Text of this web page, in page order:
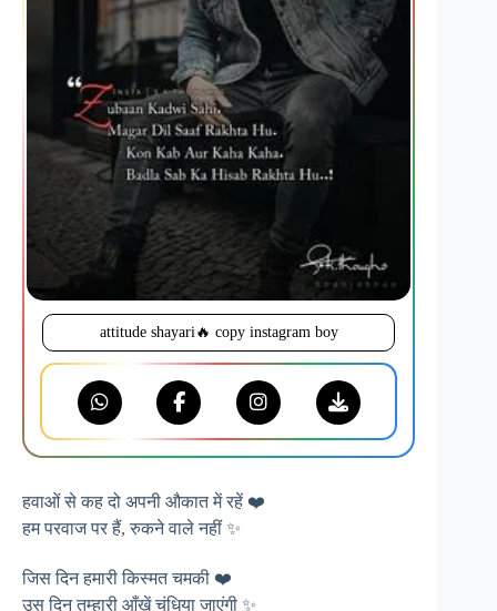
attitude shayari🔥 copy instagram boy
हवाओं से कह दो अपनी औकात में रहें ❤️
हम परवाज पर हैं, रुकने वाले नहीं ✨
जिस दिन हमारी किस्मत चमकी ❤️
उस दिन तुम्हारी आँखें चुंधिया जाएंगी ✨